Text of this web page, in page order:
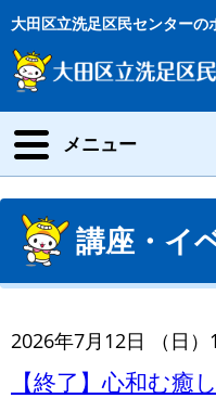
大田区立洗足区民センター
メニュー
講座・イ
2026年7月12日 （日
【終了】心和む癒